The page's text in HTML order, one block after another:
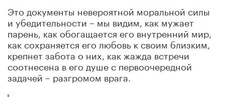
Это документы невероятной моральной силы
и убедительности – мы видим, как мужает
парень, как обогащается его внутренний мир,
как сохраняется его любовь к своим близким,
крепнет забота о них, как жажда встречи
соотнесена в его душе с первоочередной
задачей – разгромом врага.